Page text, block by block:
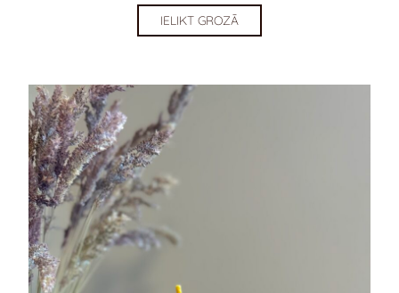
IELIKT GROZĀ